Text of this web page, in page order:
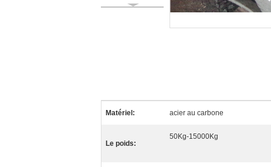
Matériel: acier au carbone
Le poids:
50Kg-15000Kg